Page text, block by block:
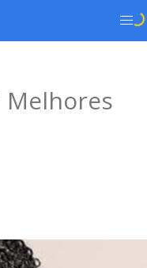
Melhores